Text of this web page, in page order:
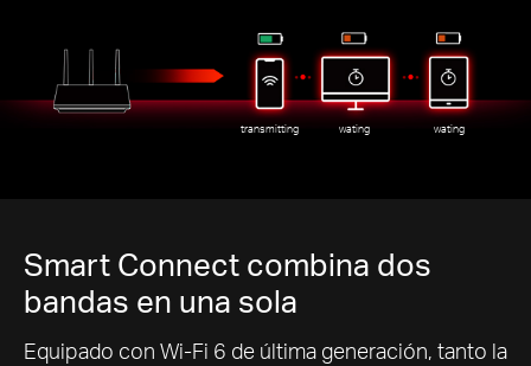
transmitting wating wating
Smart Connect combina dos
bandas en una sola
Equipado con Wi-Fi 6 de última generación, tanto la